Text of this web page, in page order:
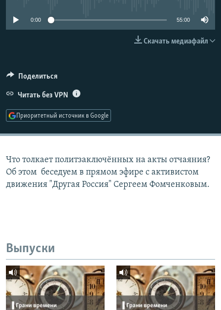
Все сайты РСЕ/РС
0:00 55:00
Скачать медиафайл
Поделиться
Читать без VPN
Приоритетный источник в Google
Что толкает политзаключённых на акты отчаяния?
Об этом беседуем в прямом эфире с активистом
движения "Другая Россия" Сергеем Фомченковым.
Выпуски